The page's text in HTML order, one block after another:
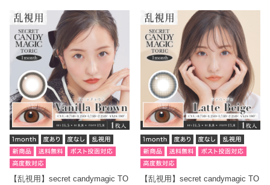
【乱視用】secret candymagic TO
【乱視用】secret candymagic TO